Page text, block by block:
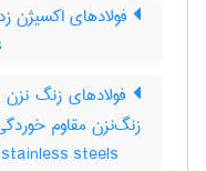
فولادهای اکسیژن
فولادهای زنگ
زنگ‌نزن مقاوم
steels